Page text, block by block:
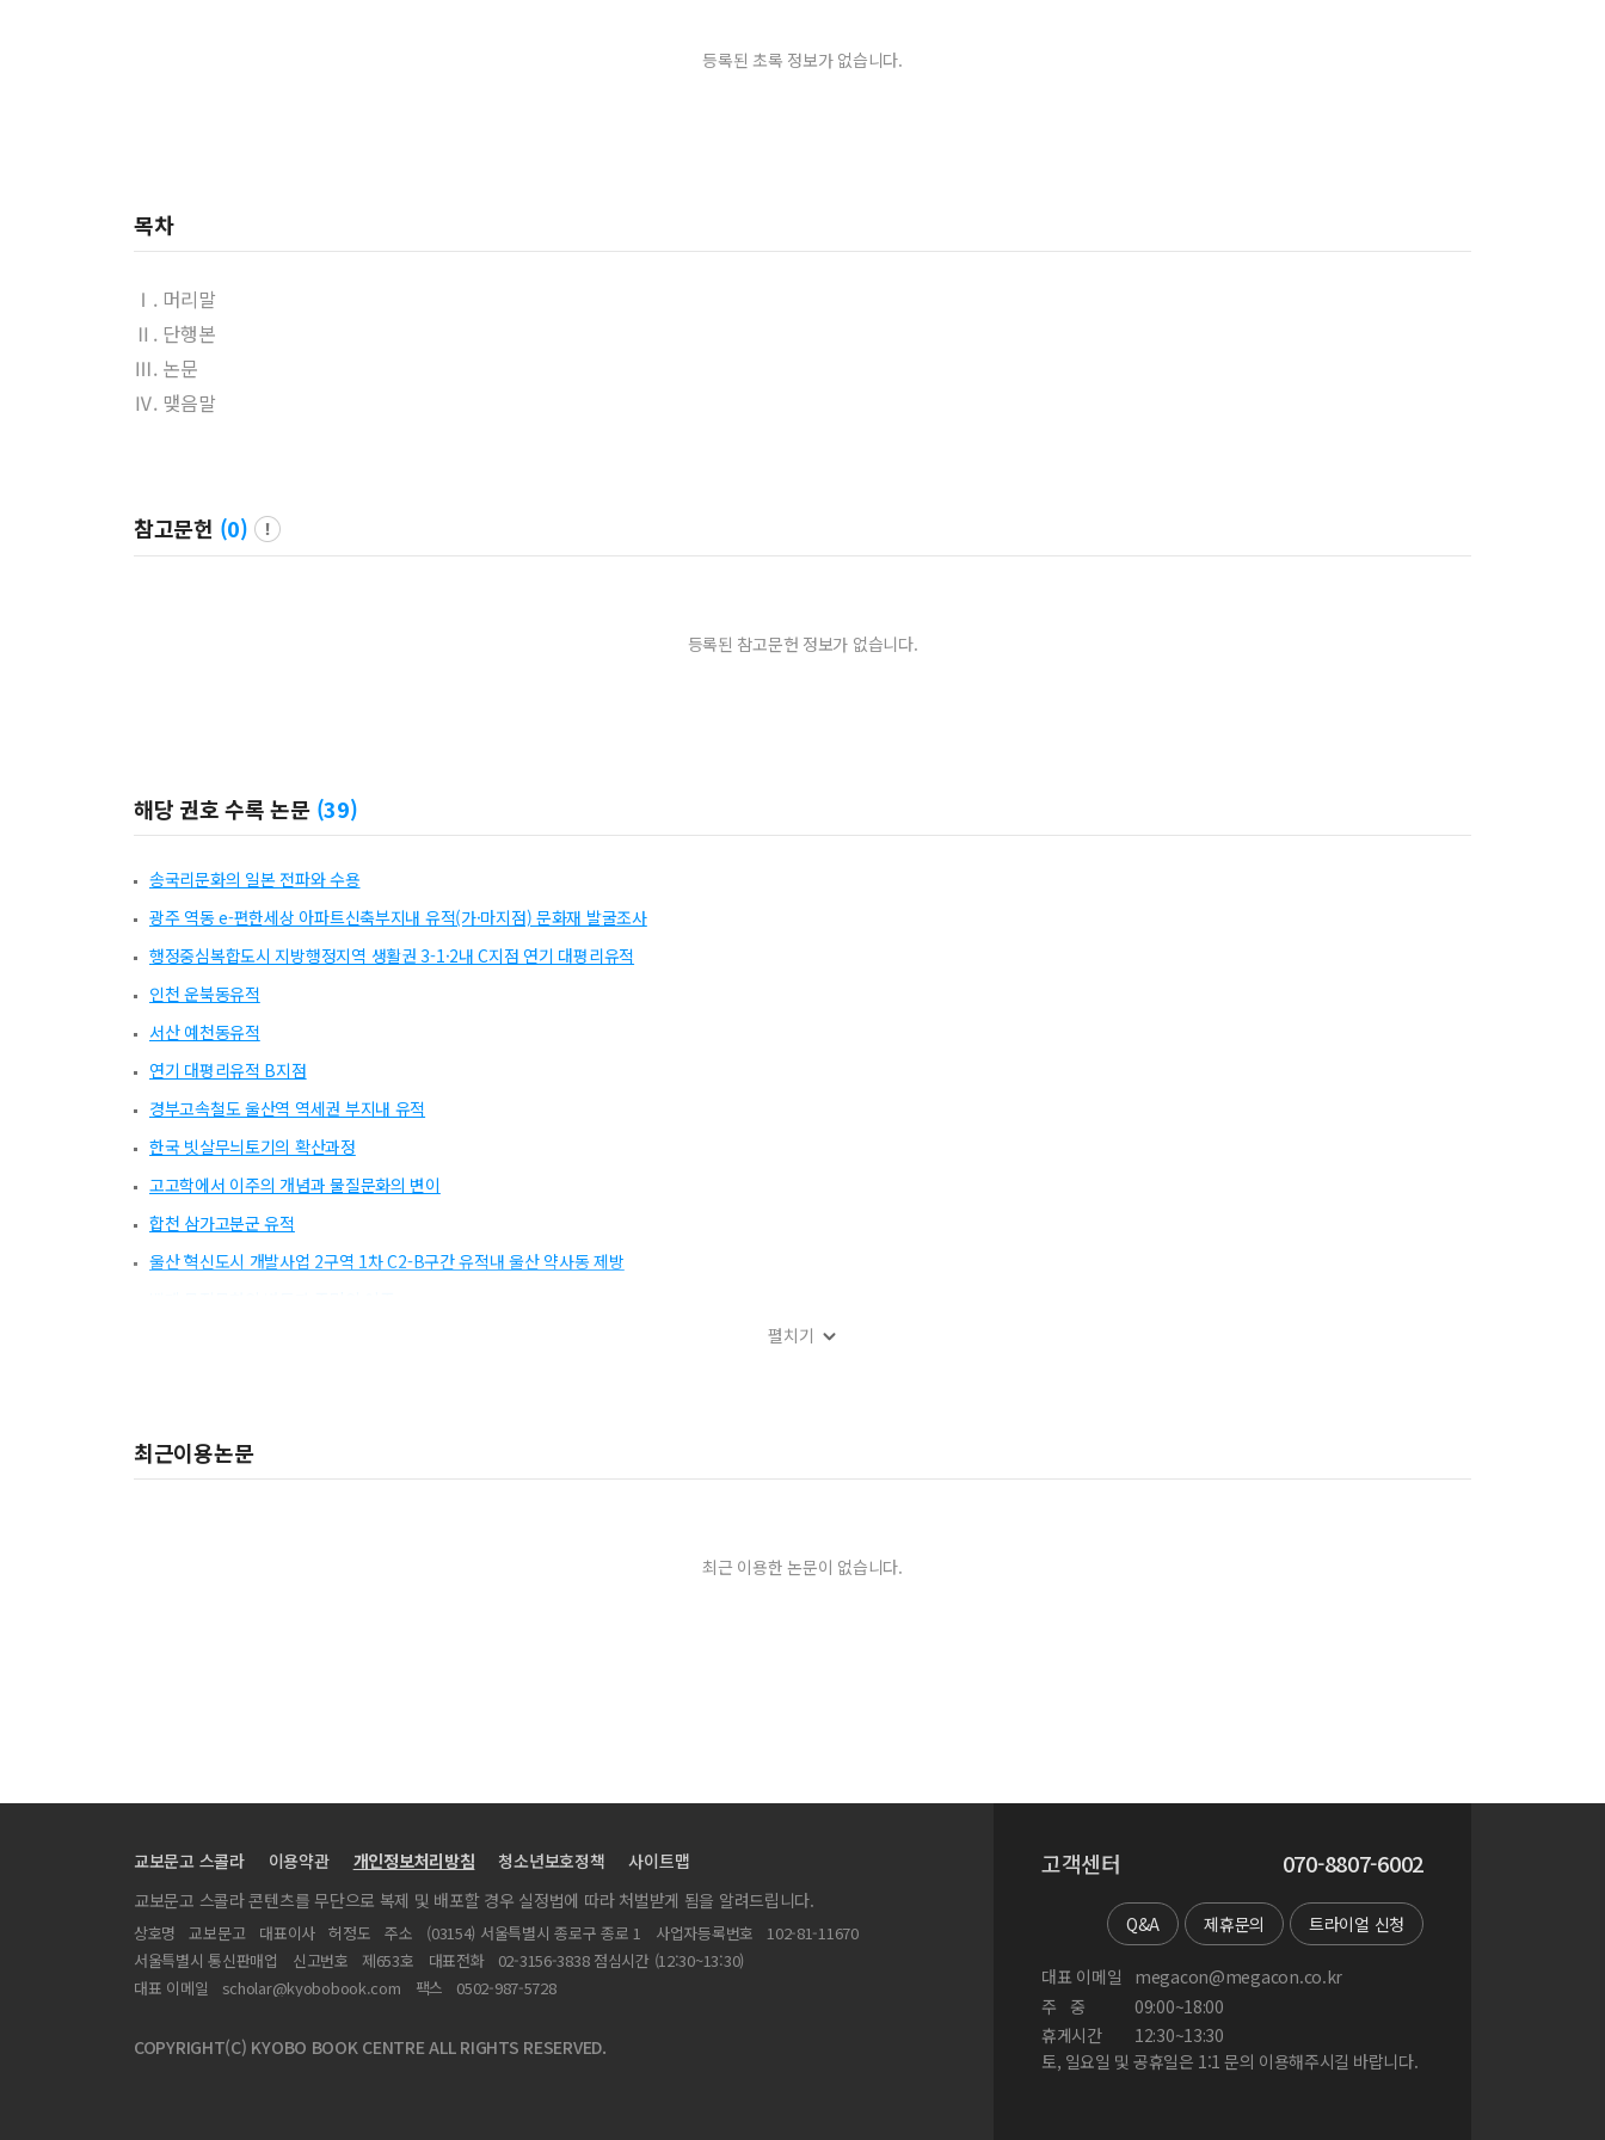
등록된 초록 정보가 없습니다.
목차
Ⅰ. 머리말
Ⅱ. 단행본
Ⅲ. 논문
Ⅳ. 맺음말
참고문헌 (0)
등록된 참고문헌 정보가 없습니다.
해당 권호 수록 논문 (39)
송국리문화의 일본 전파와 수용
광주 역동 e-편한세상 아파트신축부지내 유적(가·마지점) 문화재 발굴조사
행정중심복합도시 지방행정지역 생활권 3-1·2내 C지점 연기 대평리유적
인천 운북동유적
서산 예천동유적
연기 대평리유적 B지점
경부고속철도 울산역 역세권 부지내 유적
한국 빗살무늬토기의 확산과정
고고학에서 이주의 개념과 물질문화의 변이
합천 삼가고분군 유적
울산 혁신도시 개발사업 2구역 1차 C2-B구간 유적내 울산 약사동 제방
경주 황성동 590번지 일원 공동주택 건립부지내 유적
연기 석삼리 원삼국시대 분묘유적
일제강점기 고적조사 제도에 관한 검토
일제강점기 고적조사 결과물
낙랑에서 삼한으로
“백제 물질문화의 변동과 주민의 이주”에 대한 토론 요지
펼치기
최근이용논문
최근 이용한 논문이 없습니다.
교보문고 스콜라 이용약관 개인정보처리방침 청소년보호정책
사이트맵
교보문고 스콜라 콘텐츠를 무단으로 복제 및 배포할 경우 실정법에 따라 처벌받게 됨을 알려드립니다.
상호명 교보문고 대표이사 허정도 주소 (03154) 서울특별시 종로구 종로 1 사업자등록번호
102-81-11670
서울특별시 통신판매업
신고번호 제653호 대표전화
02-3156-3838 점심시간 (12:30~13:30)
대표 이메일
scholar@kyobobook.com 팩스 0502-987-5728
COPYRIGHT(C) KYOBO BOOK CENTRE ALL RIGHTS RESERVED.
고객센터 070-8807-6002
Q&A 제휴문의 트라이얼 신청
대표 이메일
megacon@megacon.co.kr
주
중
09:00~18:00
휴게시간
12:30~13:30
토, 일요일 및 공휴일은 1:1 문의 이용해주시길 바랍니다.